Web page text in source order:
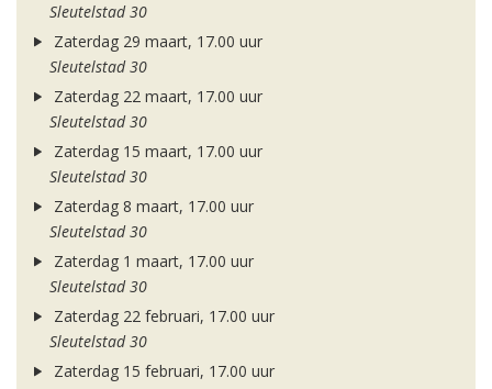
Sleutelstad 30
Zaterdag 29 maart, 17.00 uur
Sleutelstad 30
Zaterdag 22 maart, 17.00 uur
Sleutelstad 30
Zaterdag 15 maart, 17.00 uur
Sleutelstad 30
Zaterdag 8 maart, 17.00 uur
Sleutelstad 30
Zaterdag 1 maart, 17.00 uur
Sleutelstad 30
Zaterdag 22 februari, 17.00 uur
Sleutelstad 30
Zaterdag 15 februari, 17.00 uur